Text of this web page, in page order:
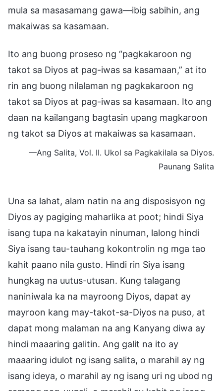
mula sa masasamang gawa—ibig sabihin, ang
makaiwas sa kasamaan.
Ito ang buong proseso ng “pagkakaroon ng
takot sa Diyos at pag-iwas sa kasamaan,” at ito
rin ang buong nilalaman ng pagkakaroon ng
takot sa Diyos at pag-iwas sa kasamaan. Ito ang
daan na kailangang bagtasin upang magkaroon
ng takot sa Diyos at makaiwas sa kasamaan.
—Ang Salita, Vol. II. Ukol sa Pagkakilala sa Diyos.
Paunang Salita
Una sa lahat, alam natin na ang disposisyon ng
Diyos ay pagiging maharlika at poot; hindi Siya
isang tupa na kakatayin ninuman, lalong hindi
Siya isang tau-tauhang kokontrolin ng mga tao
kahit paano nila gusto. Hindi rin Siya isang
hungkag na uutus-utusan. Kung talagang
naniniwala ka na mayroong Diyos, dapat ay
mayroon kang may-takot-sa-Diyos na puso, at
dapat mong malaman na ang Kanyang diwa ay
hindi maaaring galitin. Ang galit na ito ay
maaaring idulot ng isang salita, o marahil ay ng
isang ideya, o marahil ay ng isang uri ng ubod ng